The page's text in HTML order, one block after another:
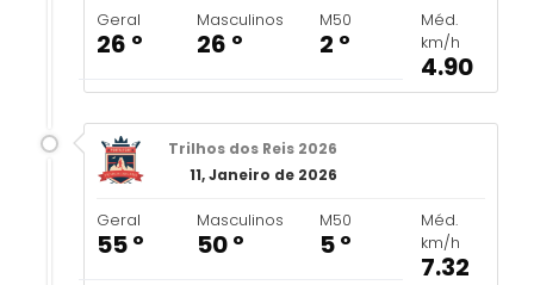
Geral
26 º
Masculinos
26 º
M50
2 º
Méd.
km/h
4.90
Trilhos dos Reis 2026
11, Janeiro de 2026
Geral
55 º
Masculinos
50 º
M50
5 º
Méd.
km/h
7.32